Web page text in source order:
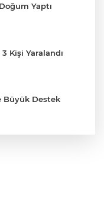
Yaptı
Kişi Yaralandı
Büyük Destek